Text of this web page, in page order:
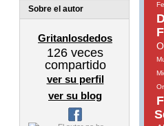
Sobre el autor
Gritanlosdedos
126 veces
compartido
ver su perfil
ver su blog